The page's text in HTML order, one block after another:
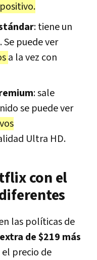
: tiene un
Se puede ver
a la vez con
: sale
se puede ver
Ultra HD.
con el
las políticas de
de $219 más
el precio de